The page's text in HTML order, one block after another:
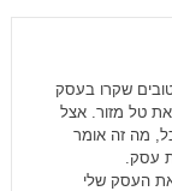
שקרו בעסק
טל מזור. אצל
מה זה אומר
עסק.
העסק שלי